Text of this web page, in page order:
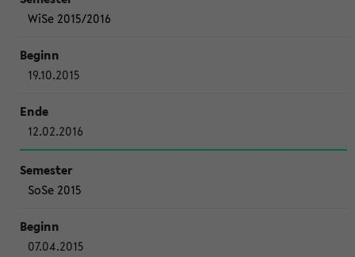
WiSe 2015/2016
19.10.2015
12.02.2016
SoSe 2015
07.04.2015